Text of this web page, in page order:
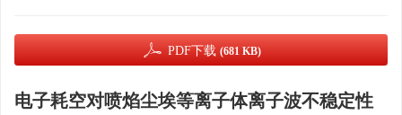
PDF下载 (681 KB)
电子耗空对喷焰尘埃等离子体离子波不稳定性